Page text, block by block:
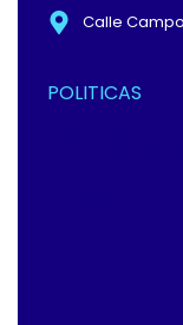
Calle
POLITICAS